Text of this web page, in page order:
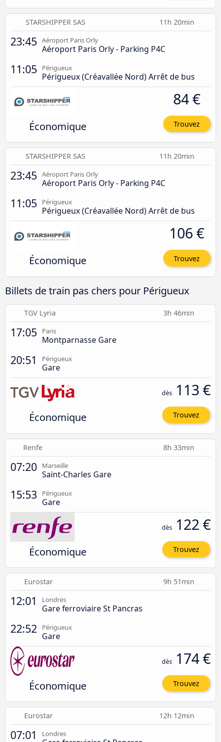
STARSHIPPER SAS 11h 20min
23:45 Aéroport Paris Orly
Aéroport Paris Orly - Parking P4C
11:05 Périgueux
Périgueux (Créavallée Nord) Arrêt de bus
Économique
84 €
Trouvez
STARSHIPPER SAS 11h 20min
23:45 Aéroport Paris Orly
Aéroport Paris Orly - Parking P4C
11:05 Périgueux
Périgueux (Créavallée Nord) Arrêt de bus
Économique
106 €
Trouvez
Billets de train pas chers pour Périgueux
TGV Lyria 3h 46min
17:05 Paris
Montparnasse Gare
20:51 Périgueux
Gare
Économique
dès 113 €
Trouvez
Renfe 8h 33min
07:20 Marseille
Saint-Charles Gare
15:53 Périgueux
Gare
Économique
dès 122 €
Trouvez
Eurostar 9h 51min
12:01 Londres
Gare ferroviaire St Pancras
22:52 Périgueux
Gare
Économique
dès 174 €
Trouvez
Eurostar 12h 12min
07:01 Londres